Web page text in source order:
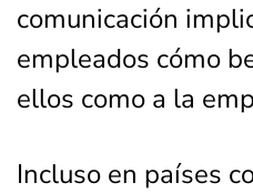
comunicación
empleados cómo
ellos como a la
Incluso en países